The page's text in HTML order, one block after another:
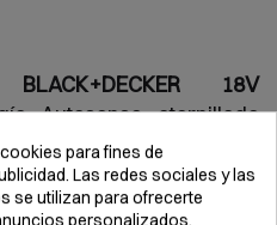
18V
Autosense atornillado
cambio intuitivo
Batería litio ion 1.5Ah
Mandril single sleeve
para fines de
Las redes sociales y las
se utilizan para ofrecerte
personalizados.